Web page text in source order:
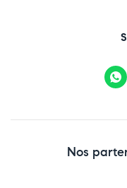
Nos